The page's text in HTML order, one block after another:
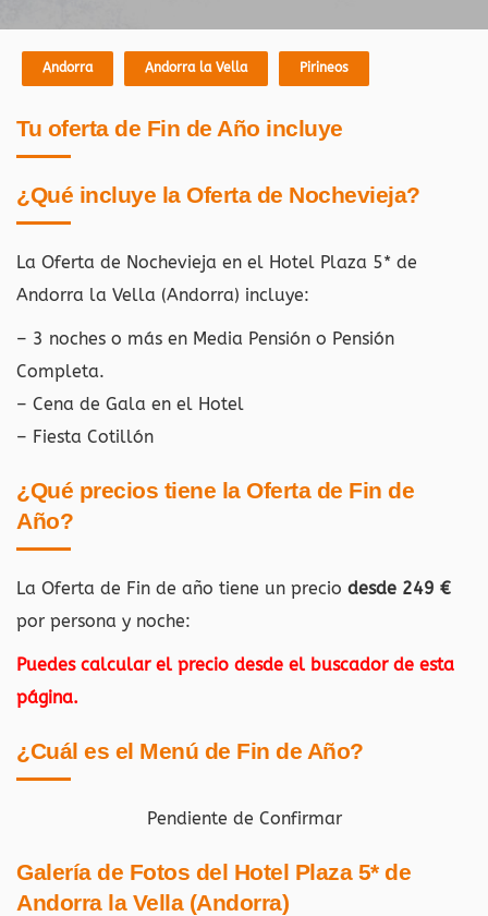
Andorra Andorra la Vella Pirineos
Tu oferta de Fin de Año incluye
¿Qué incluye la Oferta de Nochevieja?
La Oferta de Nochevieja en el Hotel Plaza 5* de
Andorra la Vella (Andorra) incluye:
– 3 noches o más en Media Pensión o Pensión
Completa.
– Cena de Gala en el Hotel
– Fiesta Cotillón
¿Qué precios tiene la Oferta de Fin de
Año?
La Oferta de Fin de año tiene un precio desde 249 €
por persona y noche:
Puedes calcular el precio desde el buscador de esta
página.
¿Cuál es el Menú de Fin de Año?
Pendiente de Confirmar
Galería de Fotos del Hotel Plaza 5* de
Andorra la Vella (Andorra)